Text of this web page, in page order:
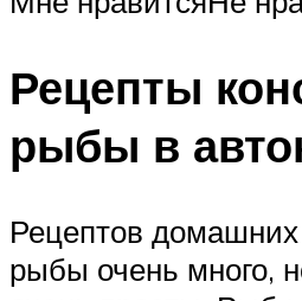
Рецепты
рыбы в
Рецептов домашних
рыбы очень много,